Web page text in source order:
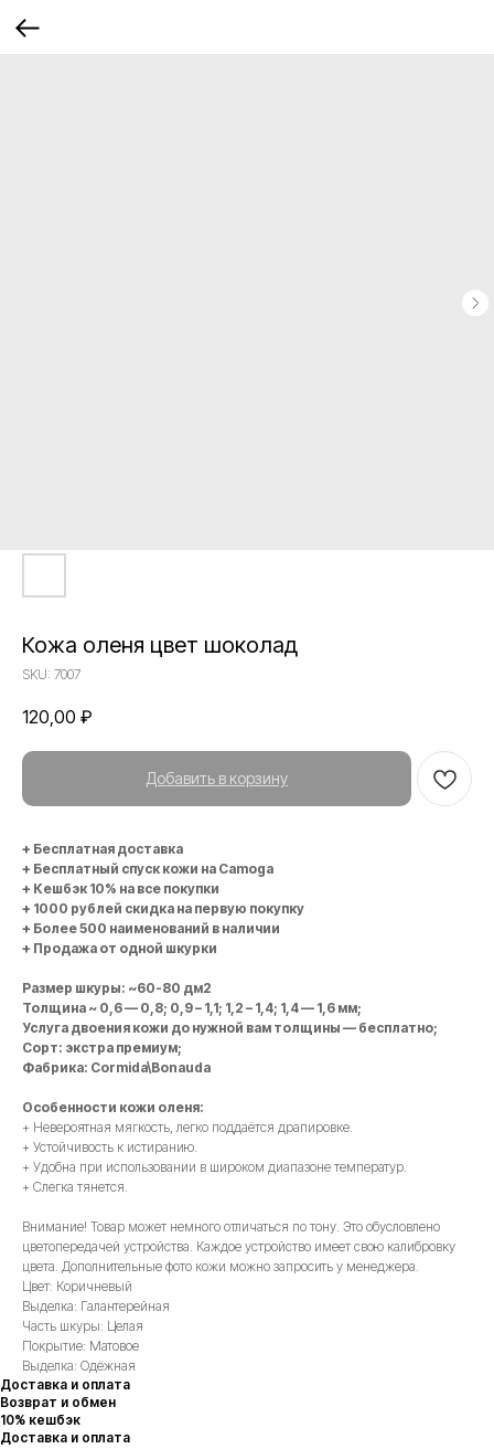
Кожа оленя цвет шоколад
SKU: 7007
120,00 ₽
Добавить в корзину
+ Бесплатная доставка
+ Бесплатный спуск кожи на Camoga
+ Кешбэк 10% на все покупки
+ 1000 рублей скидка на первую покупку
+ Более 500 наименований в наличии
+ Продажа от одной шкурки
Размер шкуры: ~60-80 дм2
Толщина ~ 0,6 — 0,8; 0,9 – 1,1; 1,2 – 1,4; 1,4 — 1,6 мм;
Услуга двоения кожи до нужной вам толщины — бесплатно;
Сорт: экстра премиум;
Фабрика: Cormida\Bonauda
Особенности кожи оленя:
+ Невероятная мягкость, легко поддаётся драпировке.
+ Устойчивость к истиранию.
+ Удобна при использовании в широком диапазоне температур.
+ Слегка тянется.
Внимание! Товар может немного отличаться по тону. Это обусловлено
цветопередачей устройства. Каждое устройство имеет свою калибровку
цвета. Дополнительные фото кожи можно запросить у менеджера.
Цвет: Коричневый
Выделка: Галантерейная
Часть шкуры: Целая
Покрытие: Матовое
Выделка: Одёжная
Доставка и оплата
Возврат и обмен
10% кешбэк
Доставка и оплата